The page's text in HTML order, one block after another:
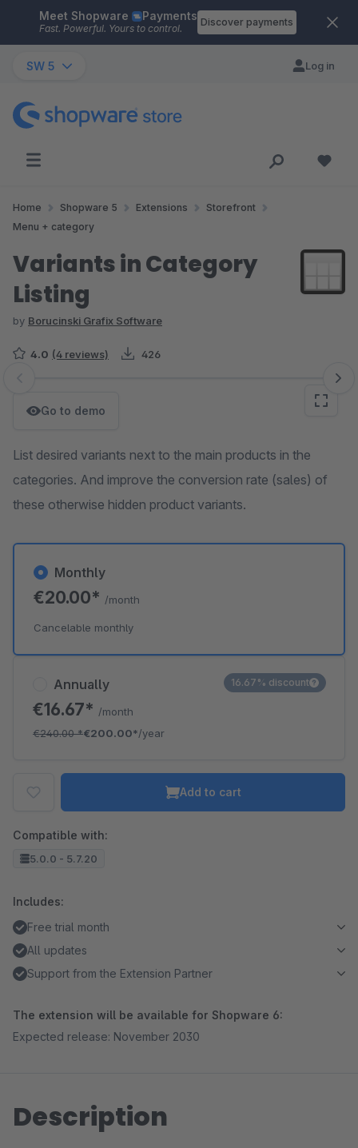
Skip to main content
Meet Shopware Payments
Fast. Powerful. Yours to control.
Discover payments
SW 5 Log in
Home Shopware 5 Extensions
Storefront
Menu + category
Variants in Category
Listing
by Borucinski Grafix Software
4.0 (4 reviews) 426
Skip image gallery
Go to demo
List desired variants next to the main products in the
categories. And improve the conversion rate (sales) of
these otherwise hidden product variants.
Annually
€16.67* /month
€240.00*€200.00*/year
16.67% discount
Monthly
€20.00* /month
Cancelable monthly
Add to cart
Compatible with:
5.0.0 - 5.7.20
Includes:
Free trial month
All updates
Support from the Extension Partner
The extension will be available for Shopware 6:
Expected release: November 2030
Description